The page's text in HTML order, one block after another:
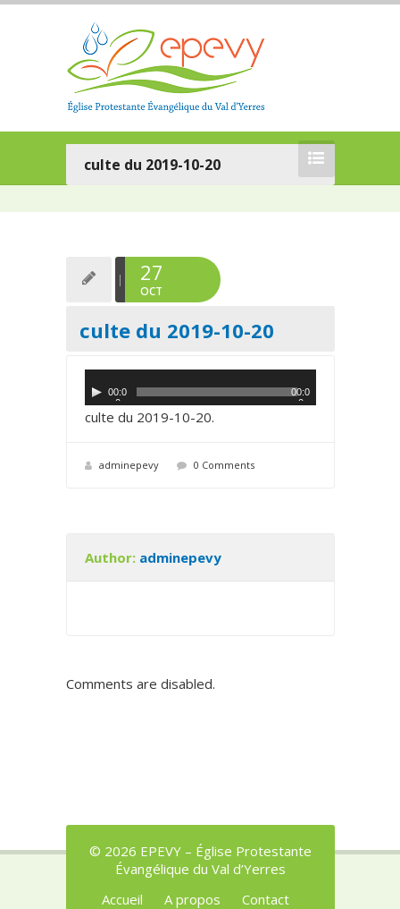
culte du 2019-10-20
27
OCT
culte du 2019-10-20
e
c
e
u
00:0
0
00:0
0
culte du 2019-10-20.
adminepevy 0 Comments
Author: adminepevy
Comments are disabled.
© 2026 EPEVY – Église Protestante
Évangélique du Val d’Yerres
Accueil
A propos Contact